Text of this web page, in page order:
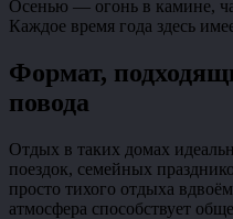
Осенью — огонь в камине,
Каждое время года здесь
Формат,
повода
Отдых в таких домах
поездок, семейных
просто тихого отдыха
атмосфера способствует